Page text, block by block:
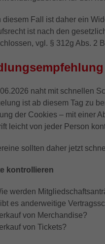
diesem Fall ist daher ein
ist nach den
vgl. § 312g Abs. 2
naht mit schnellen
ist ab diesem Tag zu
der Cookies – mit einer
leicht von jeder Person
sollten daher jetzt
kontrollieren
werden
es anderweitige
von Merchandise?
von Tickets?